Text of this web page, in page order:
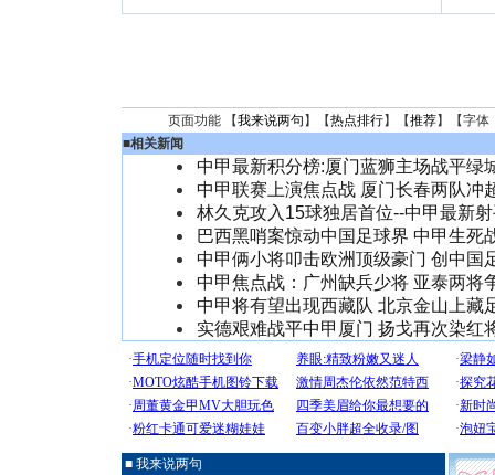
页面功能 【我来说两句 】【热点排行】【推荐】【字体
■相关新闻
中甲最新积分榜:厦门蓝狮主场战平绿
中甲联赛上演焦点战 厦门长春两队冲
林久克攻入15球独居首位--中甲最新
巴西黑哨案惊动中国足球界 中甲生死
中甲俩小将叩击欧洲顶级豪门 创中国
中甲焦点战：广州缺兵少将 亚泰两将
中甲将有望出现西藏队 北京金山上藏
实德艰难战平中甲厦门 扬戈再次染红
■ 我来说两句